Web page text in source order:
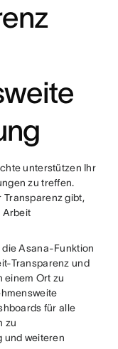
unterstützen Ihr
zu treffen.
Transparenz gibt,
Arbeit
die Asana-Funktion
Transparenz und
einem Ort zu
für alle
zu
und weiteren